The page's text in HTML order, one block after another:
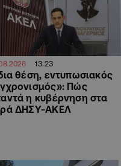
13:23
θέση, εντυπωσιακός
Πώς
η κυβέρνηση στα
ΔΗΣΥ-ΑΚΕΛ